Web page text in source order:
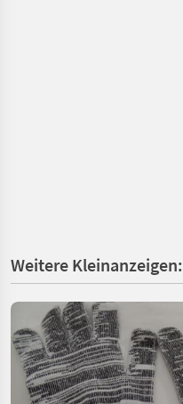
Weitere Kleinanzeigen: